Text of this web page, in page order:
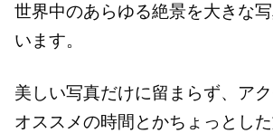
世界中のあらゆる絶景を大きな
います。
美しい写真だけに留まらず、ア
オススメの時間とかちょっとし